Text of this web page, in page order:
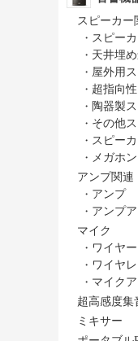
スピーカー
・ スピー
・ 天井埋
・ 屋外用
・ 超指向
・ 陶器製
・ その他
・ スピー
・ メガホン
アンプ関連
・ アンプ
・ アンプ
マイク
・ ワイヤ
・ ワイヤ
・ マイク
超高感度集
ミキサー